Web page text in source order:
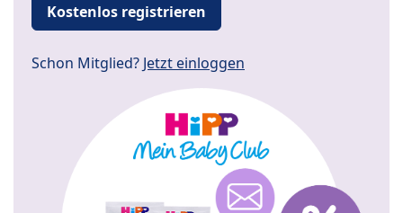
Kostenlos registrieren
Schon Mitglied? Jetzt einloggen